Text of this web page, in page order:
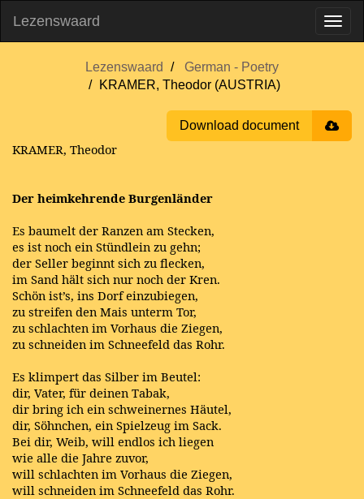
Lezenswaard
Lezenswaard
German - Poetry
KRAMER, Theodor (AUSTRIA)
Download document
KRAMER, Theodor
Der heimkehrende Burgenländer
Es baumelt der Ranzen am Stecken,
es ist noch ein Stündlein zu gehn;
der Seller beginnt sich zu flecken,
im Sand hält sich nur noch der Kren.
Schön ist’s, ins Dorf einzubiegen,
zu streifen den Mais unterm Tor,
zu schlachten im Vorhaus die Ziegen,
zu schneiden im Schneefeld das Rohr.
Es klimpert das Silber im Beutel:
dir, Vater, für deinen Tabak,
dir bring ich ein schweinernes Häutel,
dir, Söhnchen, ein Spielzeug im Sack.
Bei dir, Weib, will endlos ich liegen
wie alle die Jahre zuvor,
will schlachten im Vorhaus die Ziegen,
will schneiden im Schneefeld das Rohr.